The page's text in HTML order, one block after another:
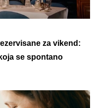
za vikend:
se spontano